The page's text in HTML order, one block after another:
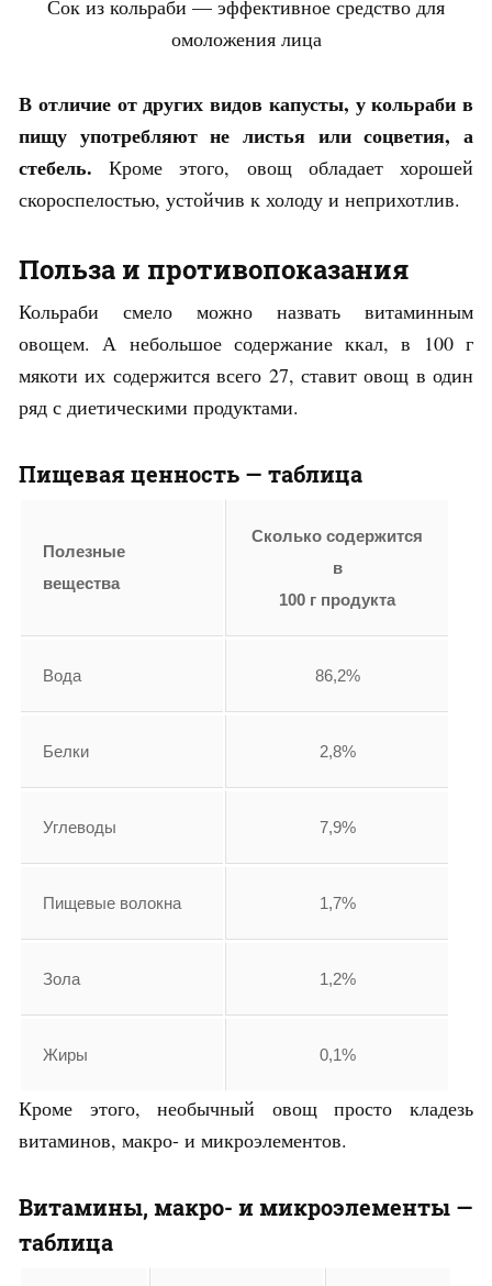
Сок из кольраби — эффективное средство для
омоложения лица
В отличие от других видов капусты, у кольраби в
пищу употребляют не листья или соцветия, а
стебель. Кроме этого, овощ обладает хорошей
скороспелостью, устойчив к холоду и неприхотлив.
Польза и противопоказания
Кольраби смело можно назвать витаминным
овощем. А небольшое содержание ккал, в 100 г
мякоти их содержится всего 27, ставит овощ в один
ряд с диетическими продуктами.
Пищевая ценность — таблица
Полезные
вещества
Сколько содержится
в
100 г продукта
Вода 86,2%
Белки 2,8%
Углеводы 7,9%
Пищевые волокна 1,7%
Зола 1,2%
Жиры 0,1%
Кроме этого, необычный овощ просто кладезь
витаминов, макро- и микроэлементов.
Витамины, макро- и микроэлементы —
таблица